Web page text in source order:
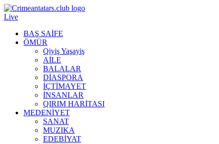
Live
BAŞ SAİFE
ÖMÜR
Qiyiş Yaşayiş
AİLE
BALALAR
DİASPORA
İÇTİMAYET
İNSANLAR
QIRIM HARİTASI
MEDENİYET
SANAT
MUZIKA
EDEBİYAT